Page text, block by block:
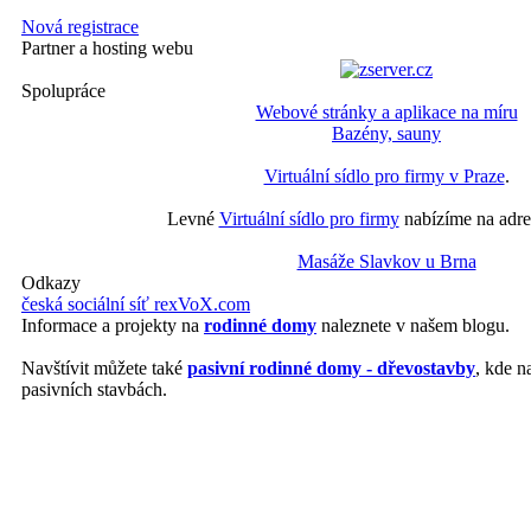
Nová registrace
Partner a hosting webu
Spolupráce
Webové stránky a aplikace na míru
Bazény, sauny
Virtuální sídlo pro firmy v Praze.
Levné Virtuální sídlo pro firmynabízíme na
Masáže Slavkov u Brna
Odkazy
česká sociální síť rexVoX.com
Informace a projekty na rodinné domy naleznete v našem blogu.
Navštívit můžete také pasivní rodinné domy - dřevostavby, kde
pasivních stavbách.